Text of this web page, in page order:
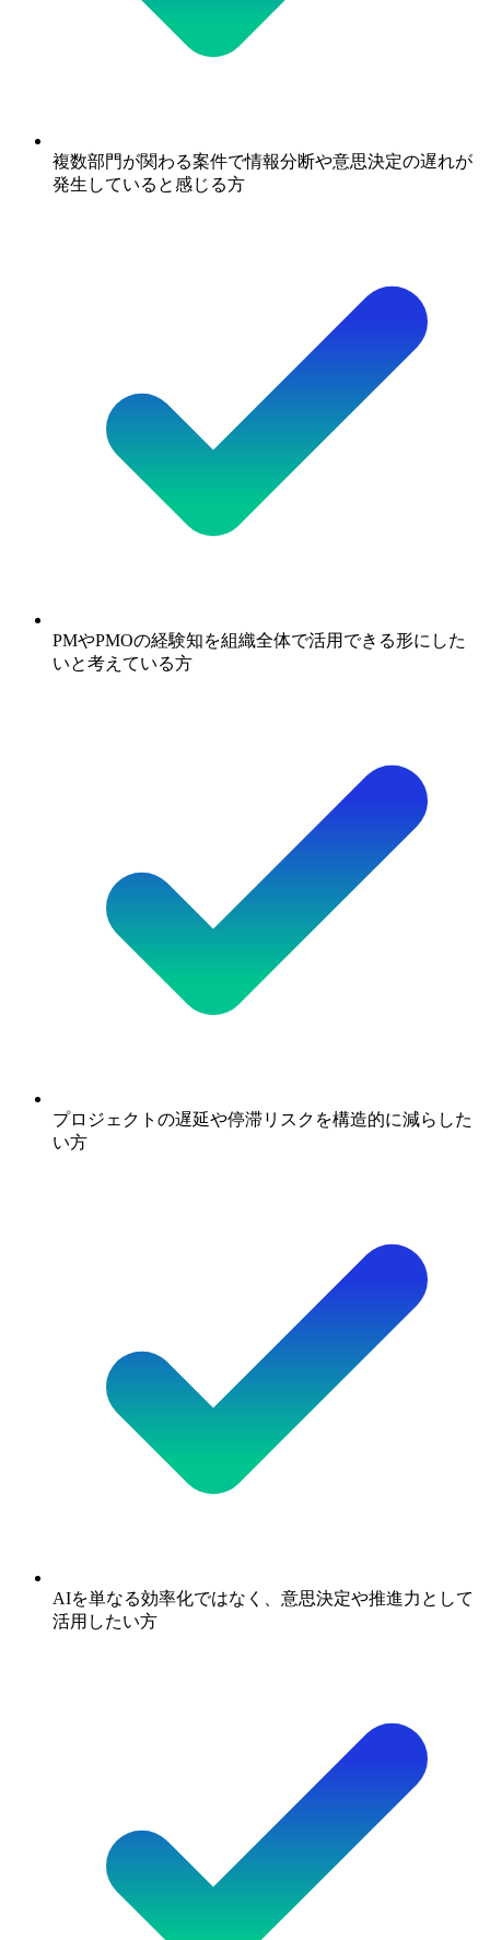
複数部門が関わる案件で情報分断や意思決定の遅れが
発生していると感じる方
PMやPMOの経験知を組織全体で活用できる形にした
いと考えている方
プロジェクトの遅延や停滞リスクを構造的に減らした
い方
AIを単なる効率化ではなく、意思決定や推進力として
活用したい方